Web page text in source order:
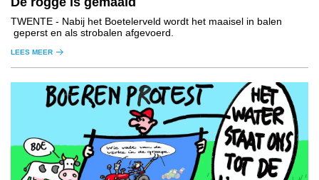
TWENTE - Nabij het Boetelerveld wordt het maaisel in balen
geperst en als strobalen afgevoerd.
LEES MEER